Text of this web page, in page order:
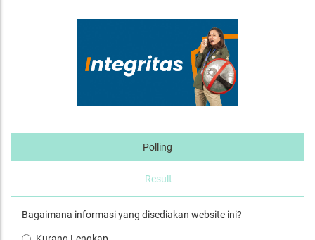
Polling
Result
Bagaimana informasi yang disediakan website ini?